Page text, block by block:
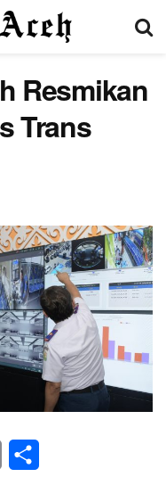
Resmikan
Trans